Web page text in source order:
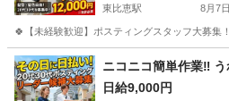
東比恵駅 8月7日
🍀【未経験歓迎】ポスティングスタッフ大募
福岡 福岡市 軽作業
ニコニコ簡単作業‼️
日給9,000円